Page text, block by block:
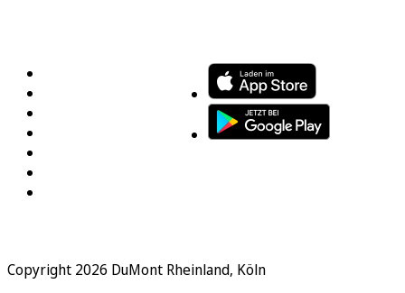
Copyright 2026 DuMont Rheinland, Köln